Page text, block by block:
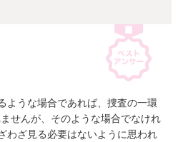
ような場合であれば、捜査の一環
せんが、そのような場合でなけれ
わざ見る必要はないように思われ